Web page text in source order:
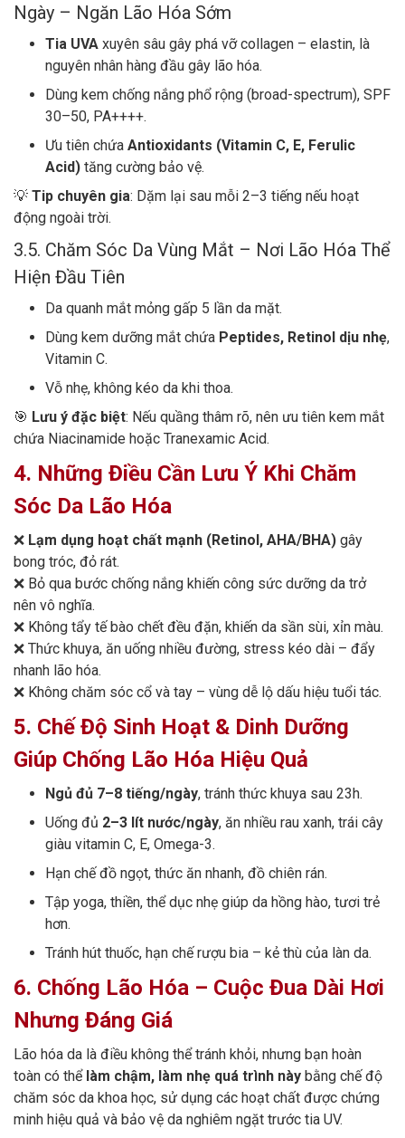
Ngày – Ngăn Lão Hóa Sớm
Tia UVA xuyên sâu gây phá vỡ collagen – elastin, là
nguyên nhân hàng đầu gây lão hóa.
Dùng kem chống nắng phổ rộng (broad-spectrum), SPF
30–50, PA++++.
Ưu tiên chứa Antioxidants (Vitamin C, E, Ferulic
Acid) tăng cường bảo vệ.
💡 Tip chuyên gia: Dặm lại sau mỗi 2–3 tiếng nếu hoạt
động ngoài trời.
3.5. Chăm Sóc Da Vùng Mắt – Nơi Lão Hóa Thể
Hiện Đầu Tiên
Da quanh mắt mỏng gấp 5 lần da mặt.
Dùng kem dưỡng mắt chứa Peptides, Retinol dịu nhẹ,
Vitamin C.
Vỗ nhẹ, không kéo da khi thoa.
🎯 Lưu ý đặc biệt: Nếu quầng thâm rõ, nên ưu tiên kem mắt
chứa Niacinamide hoặc Tranexamic Acid.
4. Những Điều Cần Lưu Ý Khi Chăm
Sóc Da Lão Hóa
❌ Lạm dụng hoạt chất mạnh (Retinol, AHA/BHA) gây
bong tróc, đỏ rát.
❌ Bỏ qua bước chống nắng khiến công sức dưỡng da trở
nên vô nghĩa.
❌ Không tẩy tế bào chết đều đặn, khiến da sần sùi, xỉn màu.
❌ Thức khuya, ăn uống nhiều đường, stress kéo dài – đẩy
nhanh lão hóa.
❌ Không chăm sóc cổ và tay – vùng dễ lộ dấu hiệu tuổi tác.
5. Chế Độ Sinh Hoạt & Dinh Dưỡng
Giúp Chống Lão Hóa Hiệu Quả
Ngủ đủ 7–8 tiếng/ngày, tránh thức khuya sau 23h.
Uống đủ 2–3 lít nước/ngày, ăn nhiều rau xanh, trái cây
giàu vitamin C, E, Omega-3.
Hạn chế đồ ngọt, thức ăn nhanh, đồ chiên rán.
Tập yoga, thiền, thể dục nhẹ giúp da hồng hào, tươi trẻ
hơn.
Tránh hút thuốc, hạn chế rượu bia – kẻ thù của làn da.
6. Chống Lão Hóa – Cuộc Đua Dài Hơi
Nhưng Đáng Giá
Lão hóa da là điều không thể tránh khỏi, nhưng bạn hoàn
toàn có thể làm chậm, làm nhẹ quá trình này bằng chế độ
chăm sóc da khoa học, sử dụng các hoạt chất được chứng
minh hiệu quả và bảo vệ da nghiêm ngặt trước tia UV.